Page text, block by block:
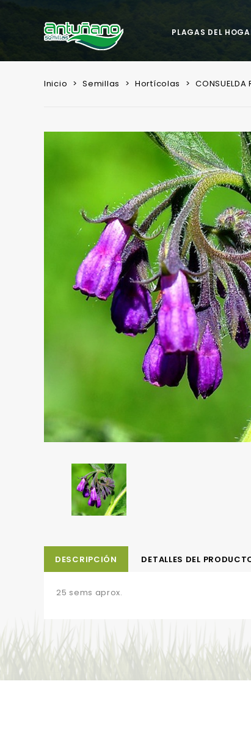
PLAGAS DEL
Inicio Semillas Hortícolas
DESCRIPCIÓN DETALLES DEL
25 sems aprox.